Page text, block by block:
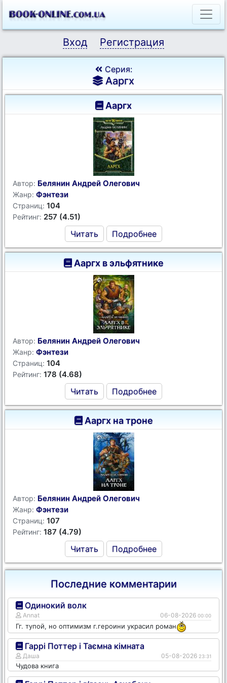
Вход Регистрация
Серия:
Ааргх
Ааргх
Автор: Белянин Андрей Олегович
Жанр: Фэнтези
Страниц: 104
Рейтинг: 257 (4.51)
Читать Подробнее
Ааргх в эльфятнике
Автор: Белянин Андрей Олегович
Жанр: Фэнтези
Страниц: 104
Рейтинг: 178 (4.68)
Читать Подробнее
Ааргх на троне
Автор: Белянин Андрей Олегович
Жанр: Фэнтези
Страниц: 107
Рейтинг: 187 (4.79)
Читать Подробнее
Последние комментарии
Одинокий волк
Annat 06-08-2026 00:00
Гг. тупой, но оптимизм г.героини украсил роман
Гаррі Поттер і Таємна кімната
Даша 05-08-2026 23:31
Чудова книга